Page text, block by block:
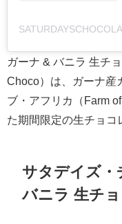
ガーナ & バニラ 生チ
Choco）は、ガーナ産
ブ・アフリカ（Farm
た期間限定の生チョコ
サタデイズ・
バニラ 生チ